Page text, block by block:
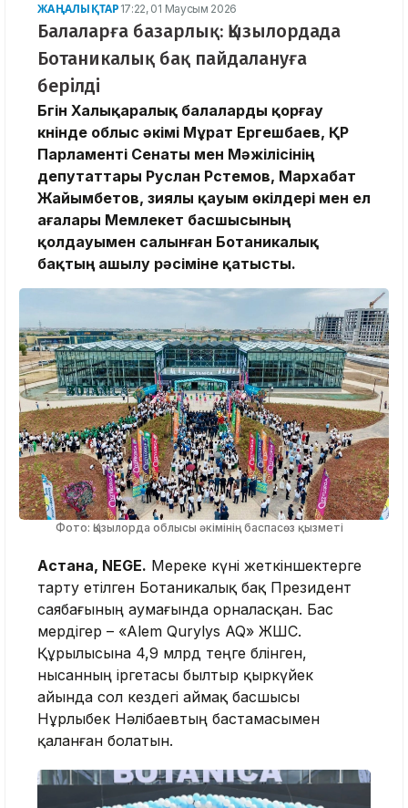
ЖАҢАЛЫҚТАР 17:22, 01 Маусым 2026
Балаларға базарлық: Қызылордада
Ботаникалық бақ пайдалануға
берілді
Бүгін Халықаралық балаларды қорғау
күнінде облыс әкімі Мұрат Ергешбаев, ҚР
Парламенті Сенаты мен Мәжілісінің
депутаттары Руслан Рүстемов, Мархабат
Жайымбетов, зиялы қауым өкілдері мен ел
ағалары Мемлекет басшысының
қолдауымен салынған Ботаникалық
бақтың ашылу рәсіміне қатысты.
Фото: Қызылорда облысы әкімінің баспасөз қызметі
Астана, NEGE. Мереке күні жеткіншектерге
тарту етілген Ботаникалық бақ Президент
саябағының аумағында орналасқан. Бас
мердігер – «Alem Qurylys AQ» ЖШС.
Құрылысына 4,9 млрд теңге бөлінген,
нысанның іргетасы былтыр қыркүйек
айында сол кездегі аймақ басшысы
Нұрлыбек Нәлібаевтың бастамасымен
қаланған болатын.